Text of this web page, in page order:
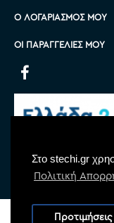
Στο stechi.gr
Πολιτική
Προτιμήσεις
Ο ΛΟΓΑΡΙΑΣΜΌΣ ΜΟΥ
ΟΙ ΠΑΡΑΓΓΕΛΊΕΣ ΜΟΥ
Copyright ©